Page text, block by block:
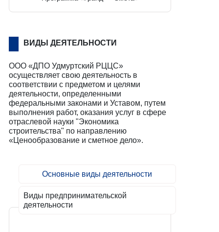
ВИДЫ ДЕЯТЕЛЬНОСТИ
ООО «ДПО Удмуртский РЦЦС»
осуществляет свою деятельность в
соответствии с предметом и целями
деятельности, определенными
федеральными законами и Уставом, путем
выполнения работ, оказания услуг в сфере
отраслевой науки "Экономика
строительства" по направлению
«Ценообразование и сметное дело».
Основные виды деятельности
Виды предпринимательской
деятельности